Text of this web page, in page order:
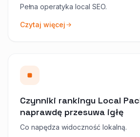
Pełna operatyka local SEO.
Czytaj więcej
Czynniki rankingu Local
naprawdę przesuwa igłę
Co napędza widoczność lokalną.